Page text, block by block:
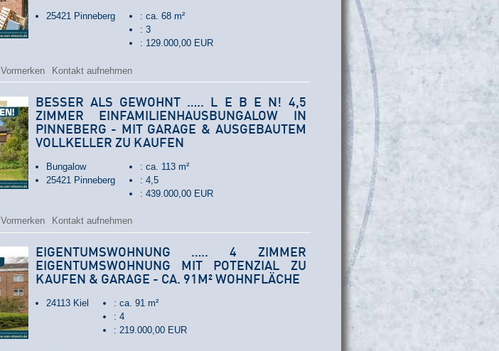
25421 Pinneberg
: ca. 68 m²
: 3
: 129.000,00 EUR
Vormerken Kontakt aufnehmen
BESSER ALS GEWOHNT ….. L E B E N! 4,5
ZIMMER EINFAMILIENHAUSBUNGALOW IN
PINNEBERG - MIT GARAGE & AUSGEBAUTEM
VOLLKELLER ZU KAUFEN
Bungalow
25421 Pinneberg
: ca. 113 m²
: 4,5
: 439.000,00 EUR
Vormerken Kontakt aufnehmen
EIGENTUMSWOHNUNG ….. 4 ZIMMER
EIGENTUMSWOHNUNG MIT POTENZIAL ZU
KAUFEN & GARAGE - CA. 91M² WOHNFLÄCHE
24113 Kiel
: ca. 91 m²
: 4
: 219.000,00 EUR